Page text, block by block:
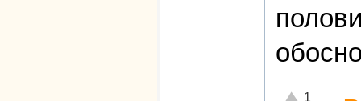
Отлично!
1